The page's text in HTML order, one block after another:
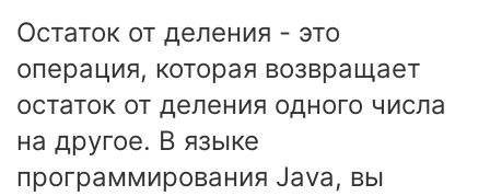
Остаток от деления - это
операция, которая возвращает
остаток от деления одного числа
на другое. В языке
программирования Java, вы